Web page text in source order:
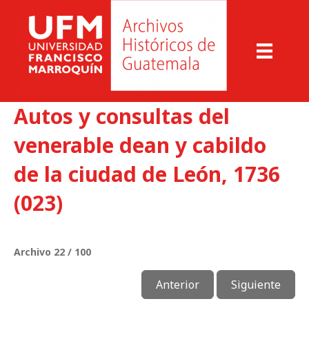
Autos y consultas del
venerable dean y cabildo
de la ciudad de León, 1736
(023)
Archivo 22 / 100
Anterior Siguiente